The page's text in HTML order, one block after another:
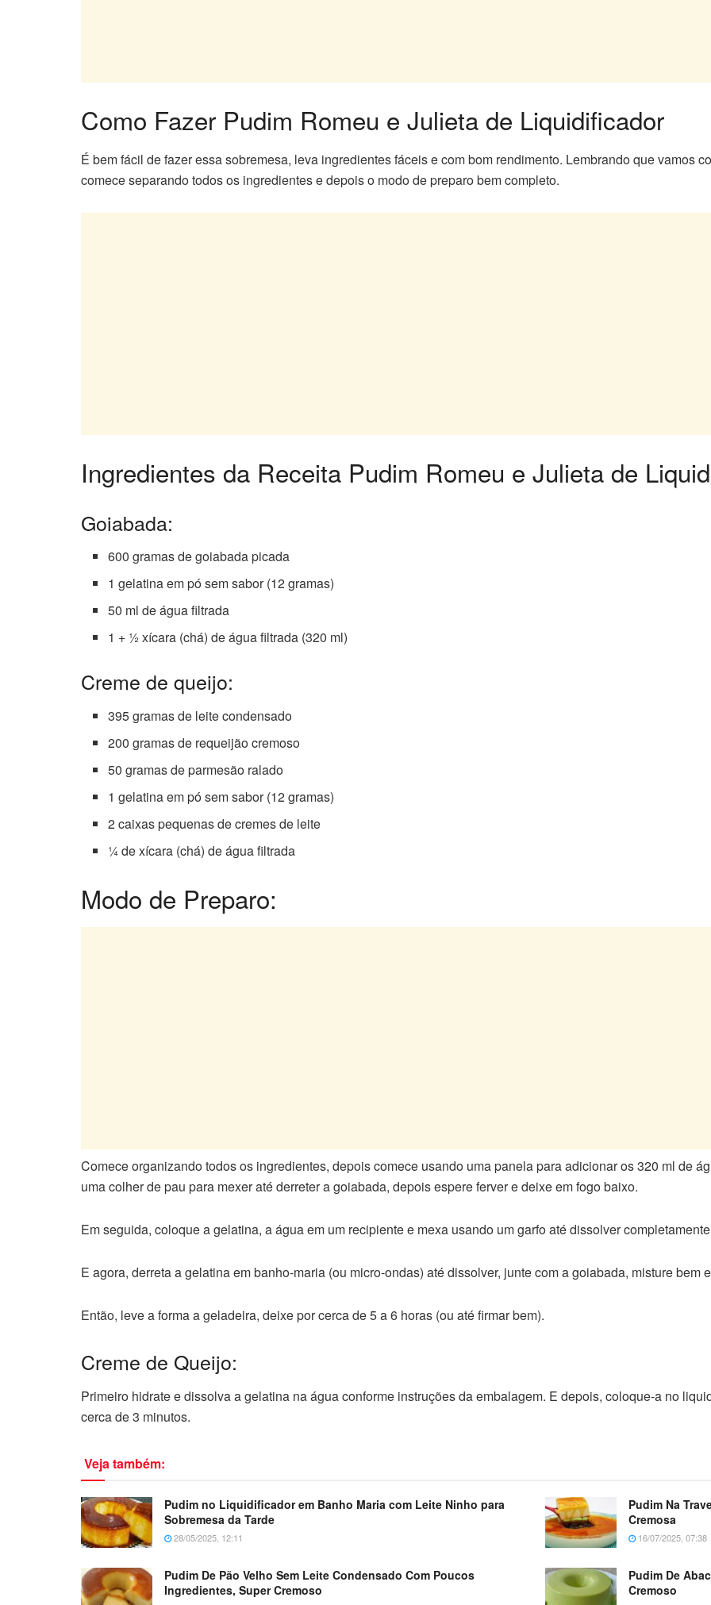
Como Fazer Pudim Romeu e Julieta de Liquidificador
É bem fácil de fazer essa sobremesa, leva ingredientes fáceis e com bom rendimento. Lembrando que vamos
comece separando todos os ingredientes e depois o modo de preparo bem completo.
Ingredientes da Receita Pudim Romeu e Julieta de
Goiabada:
600 gramas de goiabada picada
1 gelatina em pó sem sabor (12 gramas)
50 ml de água filtrada
1 + ½ xícara (chá) de água filtrada (320 ml)
Creme de queijo:
395 gramas de leite condensado
200 gramas de requeijão cremoso
50 gramas de parmesão ralado
1 gelatina em pó sem sabor (12 gramas)
2 caixas pequenas de cremes de leite
¼ de xícara (chá) de água filtrada
Modo de Preparo:
Comece organizando todos os ingredientes, depois comece usando uma panela para adicionar os 320 ml de
uma colher de pau para mexer até derreter a goiabada, depois espere ferver e deixe em fogo baixo.
Em seguida, coloque a gelatina, a água em um recipiente e mexa usando um garfo até dissolver
E agora, derreta a gelatina em banho-maria (ou micro-ondas) até dissolver, junte com a goiabada, misture bem
Então, leve a forma a geladeira, deixe por cerca de 5 a 6 horas (ou até firmar bem).
Creme de Queijo:
Primeiro hidrate e dissolva a gelatina na água conforme instruções da embalagem. E depois, coloque-a no
cerca de 3 minutos.
Veja também:
Pudim no Liquidificador em Banho Maria com Leite Ninho para
Sobremesa da Tarde
28/05/2025, 12:11
Pudim Na
Cremosa
16/07/2025, 07:38
Pudim De Pão Velho Sem Leite Condensado Com Poucos
Ingredientes, Super Cremoso
Pudim De
Cremoso